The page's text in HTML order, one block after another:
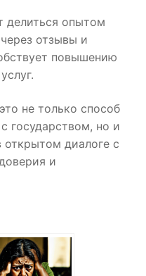
делиться опытом
отзывы и
повышению
не только способ
государством, но и
открытом диалоге с
и